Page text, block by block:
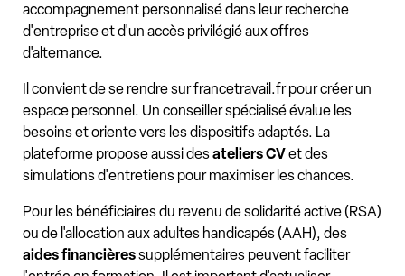
accompagnement personnalisé dans leur recherche
d'entreprise et d'un accès privilégié aux offres
d'alternance.
Il convient de se rendre sur francetravail.fr pour créer un
espace personnel. Un conseiller spécialisé évalue les
besoins et oriente vers les dispositifs adaptés. La
plateforme propose aussi desateliers CVet des
simulations d'entretiens pour maximiser les chances.
Pour les bénéficiaires du revenu de solidarité active (RSA)
ou de l'allocation aux adultes handicapés (AAH), des
aides financièressupplémentaires peuvent faciliter